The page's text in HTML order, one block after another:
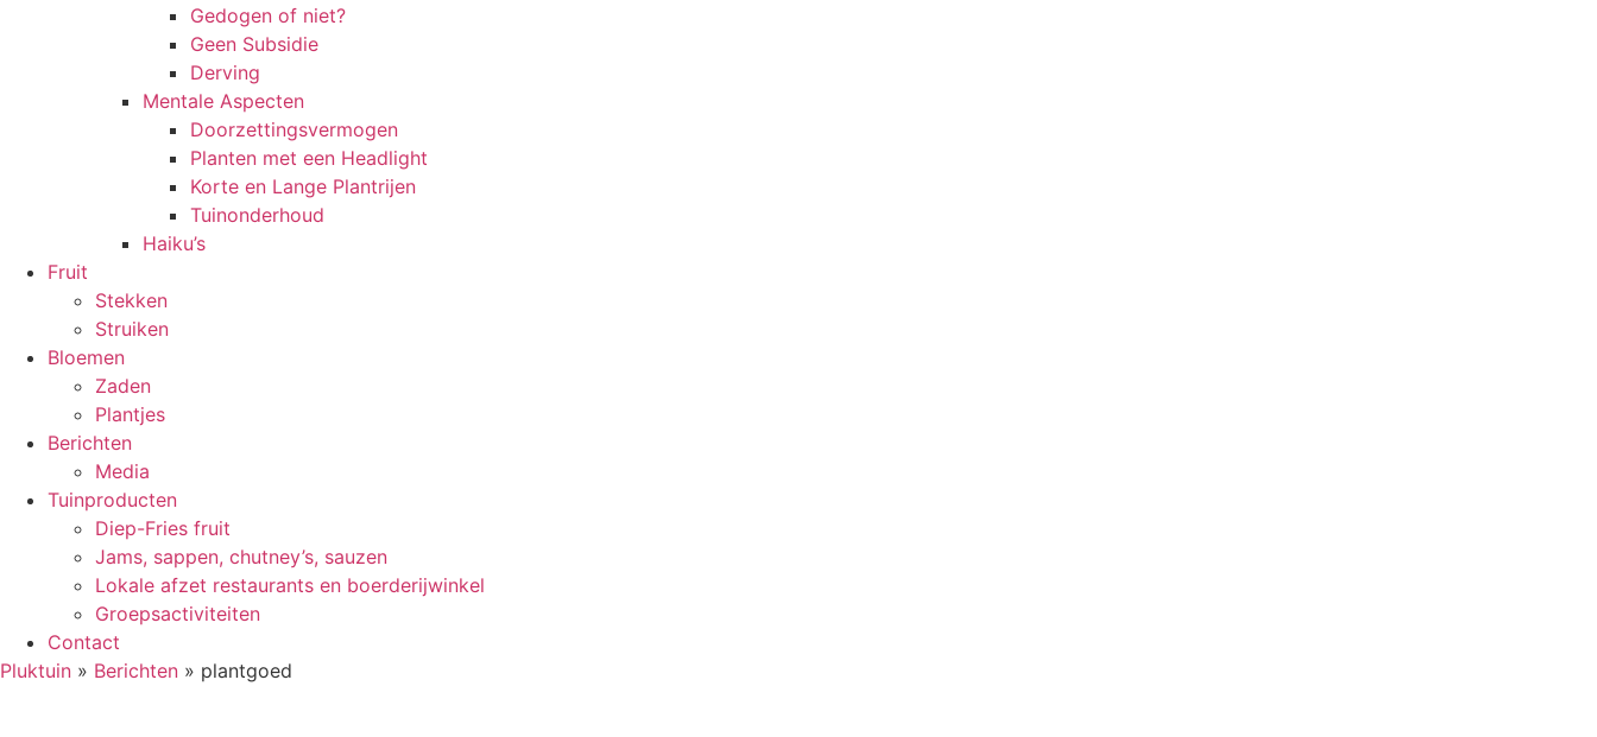
Gedogen of niet?
Geen Subsidie
Derving
Mentale Aspecten
Doorzettingsvermogen
Planten met een Headlight
Korte en Lange Plantrijen
Tuinonderhoud
Haiku’s
Fruit
Stekken
Struiken
Bloemen
Zaden
Plantjes
Berichten
Media
Tuinproducten
Diep-Fries fruit
Jams, sappen, chutney’s, sauzen
Lokale afzet restaurants en boerderijwinkel
Groepsactiviteiten
Contact
Pluktuin » Berichten » plantgoed